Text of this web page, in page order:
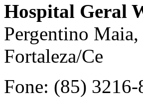
Hospital Geral
Pergentino
Fortaleza/Ce
Fone: (85)